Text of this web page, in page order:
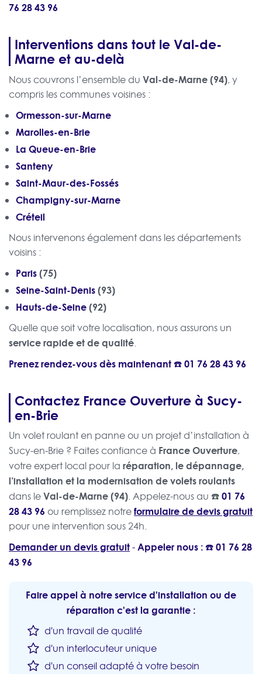
76 28 43 96
Interventions dans tout le Val-de-
Marne et au-delà
Nous couvrons l’ensemble du Val-de-Marne (94), y
compris les communes voisines :
Ormesson-sur-Marne
Marolles-en-Brie
La Queue-en-Brie
Santeny
Saint-Maur-des-Fossés
Champigny-sur-Marne
Créteil
Nous intervenons également dans les départements
voisins :
Paris(75)
Seine-Saint-Denis(93)
Hauts-de-Seine(92)
Quelle que soit votre localisation, nous assurons un
service rapide et de qualité.
Prenez rendez-vous dès maintenant ☎️01 76 28 43 96
Contactez France Ouverture à Sucy-
en-Brie
Un volet roulant en panne ou un projet d’installation à
Sucy-en-Brie ? Faites confiance à France Ouverture,
votre expert local pour la réparation, le dépannage,
l’installation et la modernisation de volets roulants
dans leVal-de-Marne (94). Appelez-nous au ☎️01 76
28 43 96 ou remplissez notreformulaire de devis gratuit
pour une intervention sous 24h.
Demander un devis gratuit-Appeler nous : ☎️01 76 28
43 96
Faire appel à notre service d'installation ou de
réparation c'est la garantie :
d'un travail de qualité
d'un interlocuteur unique
d'un conseil adapté à votre besoin